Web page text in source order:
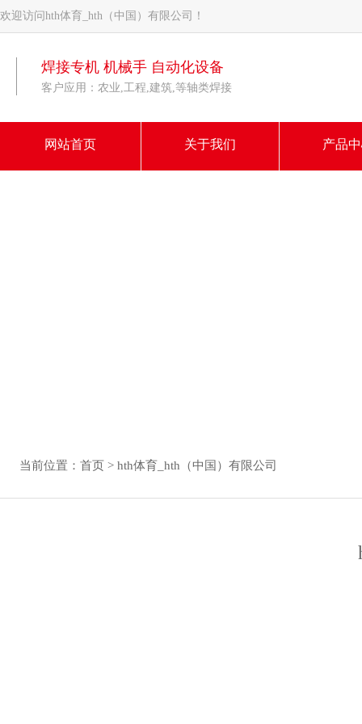
欢迎访问hth体育_hth（中国）有限公司！
焊接专机 机械手 自动化设备
客户应用：农业,工程,建筑,等轴类焊接
网站首页 关于我们 产品
当前位置： 首页 > hth体育_hth（中国）有限公司